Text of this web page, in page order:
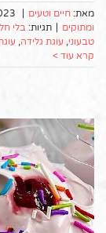
מאת: חיים וטעים |
ומתוקים | תגיות: בלי
טבעוני, עוגת גלידה,
קרא עוד >